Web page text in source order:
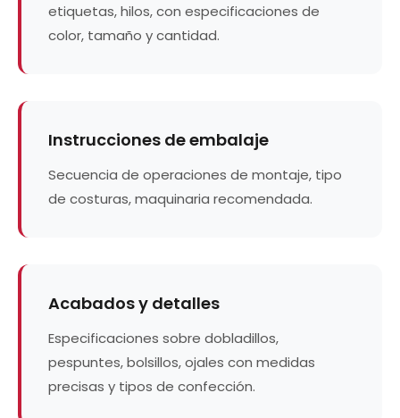
etiquetas, hilos, con especificaciones de
color, tamaño y cantidad.
Instrucciones de embalaje
Secuencia de operaciones de montaje, tipo
de costuras, maquinaria recomendada.
Acabados y detalles
Especificaciones sobre dobladillos,
pespuntes, bolsillos, ojales con medidas
precisas y tipos de confección.